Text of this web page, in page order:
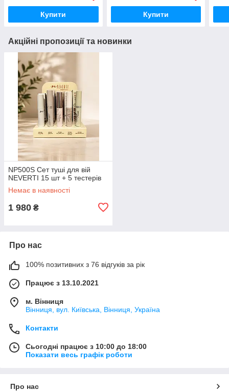
Купити Купити
Акційні пропозиції та новинки
NP500S Сет туші для вій
NEVERTI 15 шт + 5 тестерів
Немає в наявності
1 980 ₴
Про нас
100% позитивних з 76 відгуків за рік
Працює з 13.10.2021
м. Вінниця
Вінниця, вул. Київська, Вінниця, Україна
Контакти
Сьогодні працює з 10:00 до 18:00
Показати весь графік роботи
Про нас